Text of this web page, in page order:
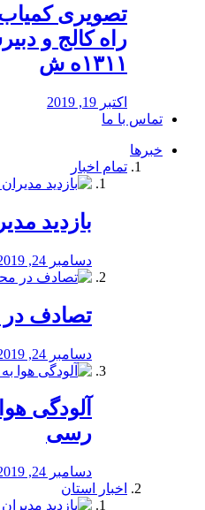
️تصویری کمیاب
راه كالج و
۱۳۱۱ه ش
اکتبر 19, 2019
تماس با ما
خبرها
تمام اخبار
بازدید
دسامبر 24, 2019
تصادف در
دسامبر 24, 2019
آلودگی
رسی
دسامبر 24, 2019
اخبار استان